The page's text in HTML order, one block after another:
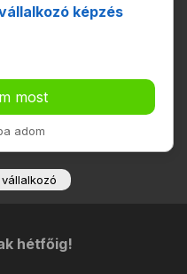
képzés
most
adom
hétfőig!